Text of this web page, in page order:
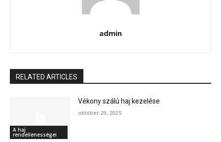
admin
RELATED ARTICLES
A haj
rendellenességei
Vékony szálú haj kezelése
október 29, 2025